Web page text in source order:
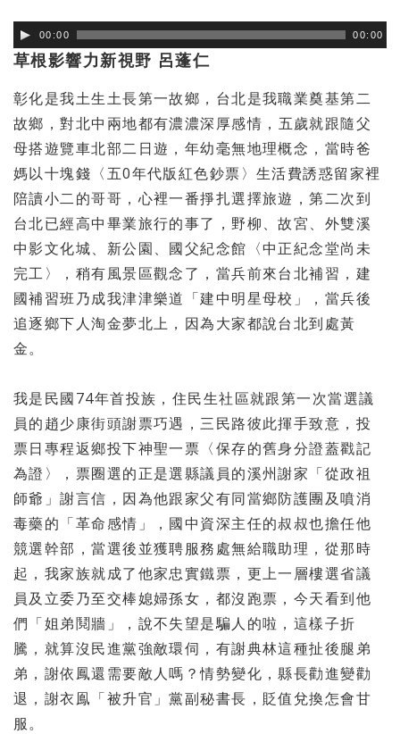
00:00 00:00
草根影響力新視野 呂蓬仁
彰化是我土生土長第一故鄉，台北是我職業奠基第二
故鄉，對北中兩地都有濃濃深厚感情， 五歲就跟隨父
母搭遊覽車北部二日遊，年幼毫無地理概念， 當時爸
媽以十塊錢〈五0年代版紅色鈔票〉生活費誘惑留家裡
陪讀小二的哥哥，心裡一番掙扎選擇旅遊，第二次到
台北已經高中畢業旅行的事了，野柳、故宮、 外雙溪
中影文化城、新公園、國父紀念館〈中正紀念堂尚未
完工〉， 稍有風景區觀念了，當兵前來台北補習， 建
國補習班乃成我津津樂道「建中明星母校」， 當兵後
追逐鄉下人淘金夢北上，因為大家都說台北到處黃
金。
我是民國74年首投族，住民生社區就跟第一次當選議
員的趙少康街頭謝票巧遇，三民路彼此揮手致意，投
票日專程返鄉投下神聖一票〈保存的舊身分證蓋戳記
為證〉，票圈選的正是選縣議員的溪州謝家「從政祖
師爺」謝言信，因為他跟家父有同當鄉防護團及噴消
毒藥的「革命感情」，國中資深主任的叔叔也擔任他
競選幹部，當選後並獲聘服務處無給職助理，從那時
起，我家族就成了他家忠實鐵票，更上一層樓選省議
員及立委乃至交棒媳婦孫女，都沒跑票，今天看到他
們「姐弟鬩牆」，說不失望是騙人的啦，這樣子折
騰，就算沒民進黨強敵環伺，有謝典林這種扯後腿弟
弟，謝依鳳還需要敵人嗎？情勢變化，縣長勸進變勸
退，謝衣鳯「被升官」黨副秘書長，貶值兌換怎會甘
服。